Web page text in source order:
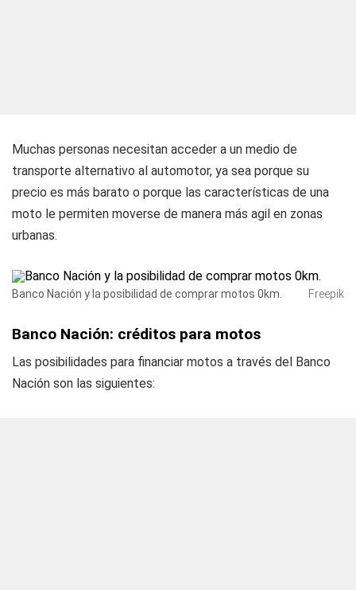
Muchas personas necesitan acceder a un medio de
transporte alternativo al automotor, ya sea porque su
precio es más barato o porque las características de una
moto le permiten moverse de manera más agil en zonas
urbanas.
Banco Nación y la posibilidad de comprar motos 0km. Freepik
Banco Nación: créditos para motos
Las posibilidades para financiar motos a través del Banco
Nación son las siguientes: